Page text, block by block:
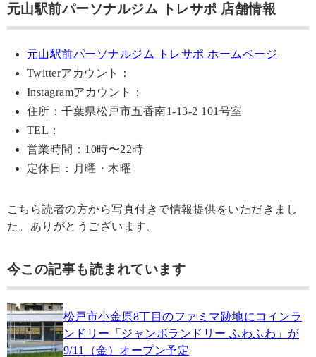
元山駅前パーソナルジム トレサポ 店舗情報
元山駅前パーソナルジム トレサポ ホームページ
Twitterアカウント：
Instagramアカウント：
住所：千葉県松戸市五香南1-13-2 101号室
TEL：
営業時間：10時〜22時
定休日：月曜・木曜
こちら読者の方から写真付きで情報提供をいただきまし
た。ありがとうございます。
今この記事も読まれています
松戸市小金原8丁目のファミマ跡地にコインラ
ンドリー「ジャンボランドリー ふわふわ」が
9/11（金）オープン予定